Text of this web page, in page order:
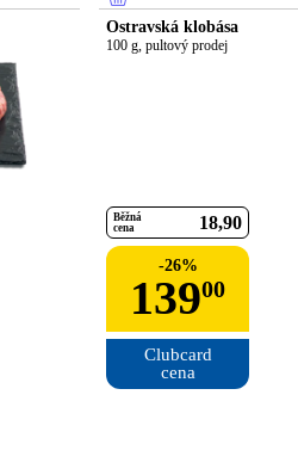
Ostravská klobása
100 g, pultový prodej
Běžná
cena
18 90
-26%
13900
Clubcard
cena